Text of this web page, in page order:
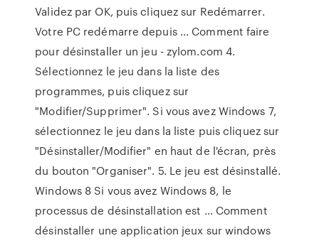
Validez par OK, puis cliquez sur Redémarrer.
Votre PC redémarre depuis ... Comment faire
pour désinstaller un jeu - zylom.com 4.
Sélectionnez le jeu dans la liste des
programmes, puis cliquez sur
"Modifier/Supprimer". Si vous avez Windows 7,
sélectionnez le jeu dans la liste puis cliquez sur
"Désinstaller/Modifier" en haut de l'écran, près
du bouton "Organiser". 5. Le jeu est désinstallé.
Windows 8 Si vous avez Windows 8, le
processus de désinstallation est ... Comment
désinstaller une application jeux sur windows